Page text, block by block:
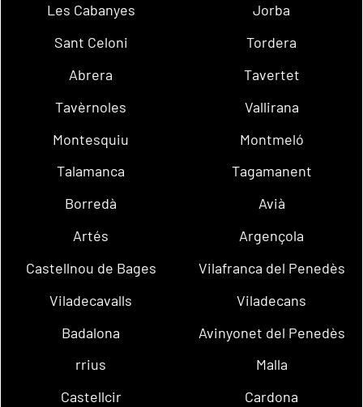
Les Cabanyes
Jorba
Sant Celoni
Tordera
Abrera
Tavertet
Tavèrnoles
Vallirana
Montesquiu
Montmeló
Talamanca
Tagamanent
Borredà
Avià
Artés
Argençola
Castellnou de Bages
Vilafranca del Penedès
Viladecavalls
Viladecans
Badalona
Avinyonet del Penedès
rrius
Malla
Castellcir
Cardona